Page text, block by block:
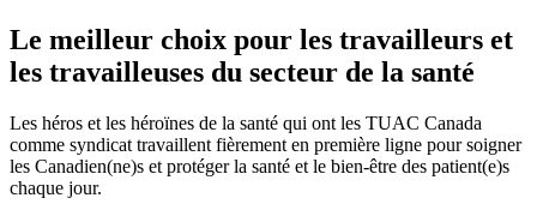
Le meilleur choix pour les travailleurs et
les travailleuses du secteur de la santé
Les héros et les héroïnes de la santé qui ont les TUAC Canada
comme syndicat travaillent fièrement en première ligne pour soigner
les Canadien(ne)s et protéger la santé et le bien-être des patient(e)s
chaque jour.